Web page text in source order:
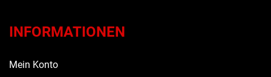
INFORMATIONEN
Mein Konto